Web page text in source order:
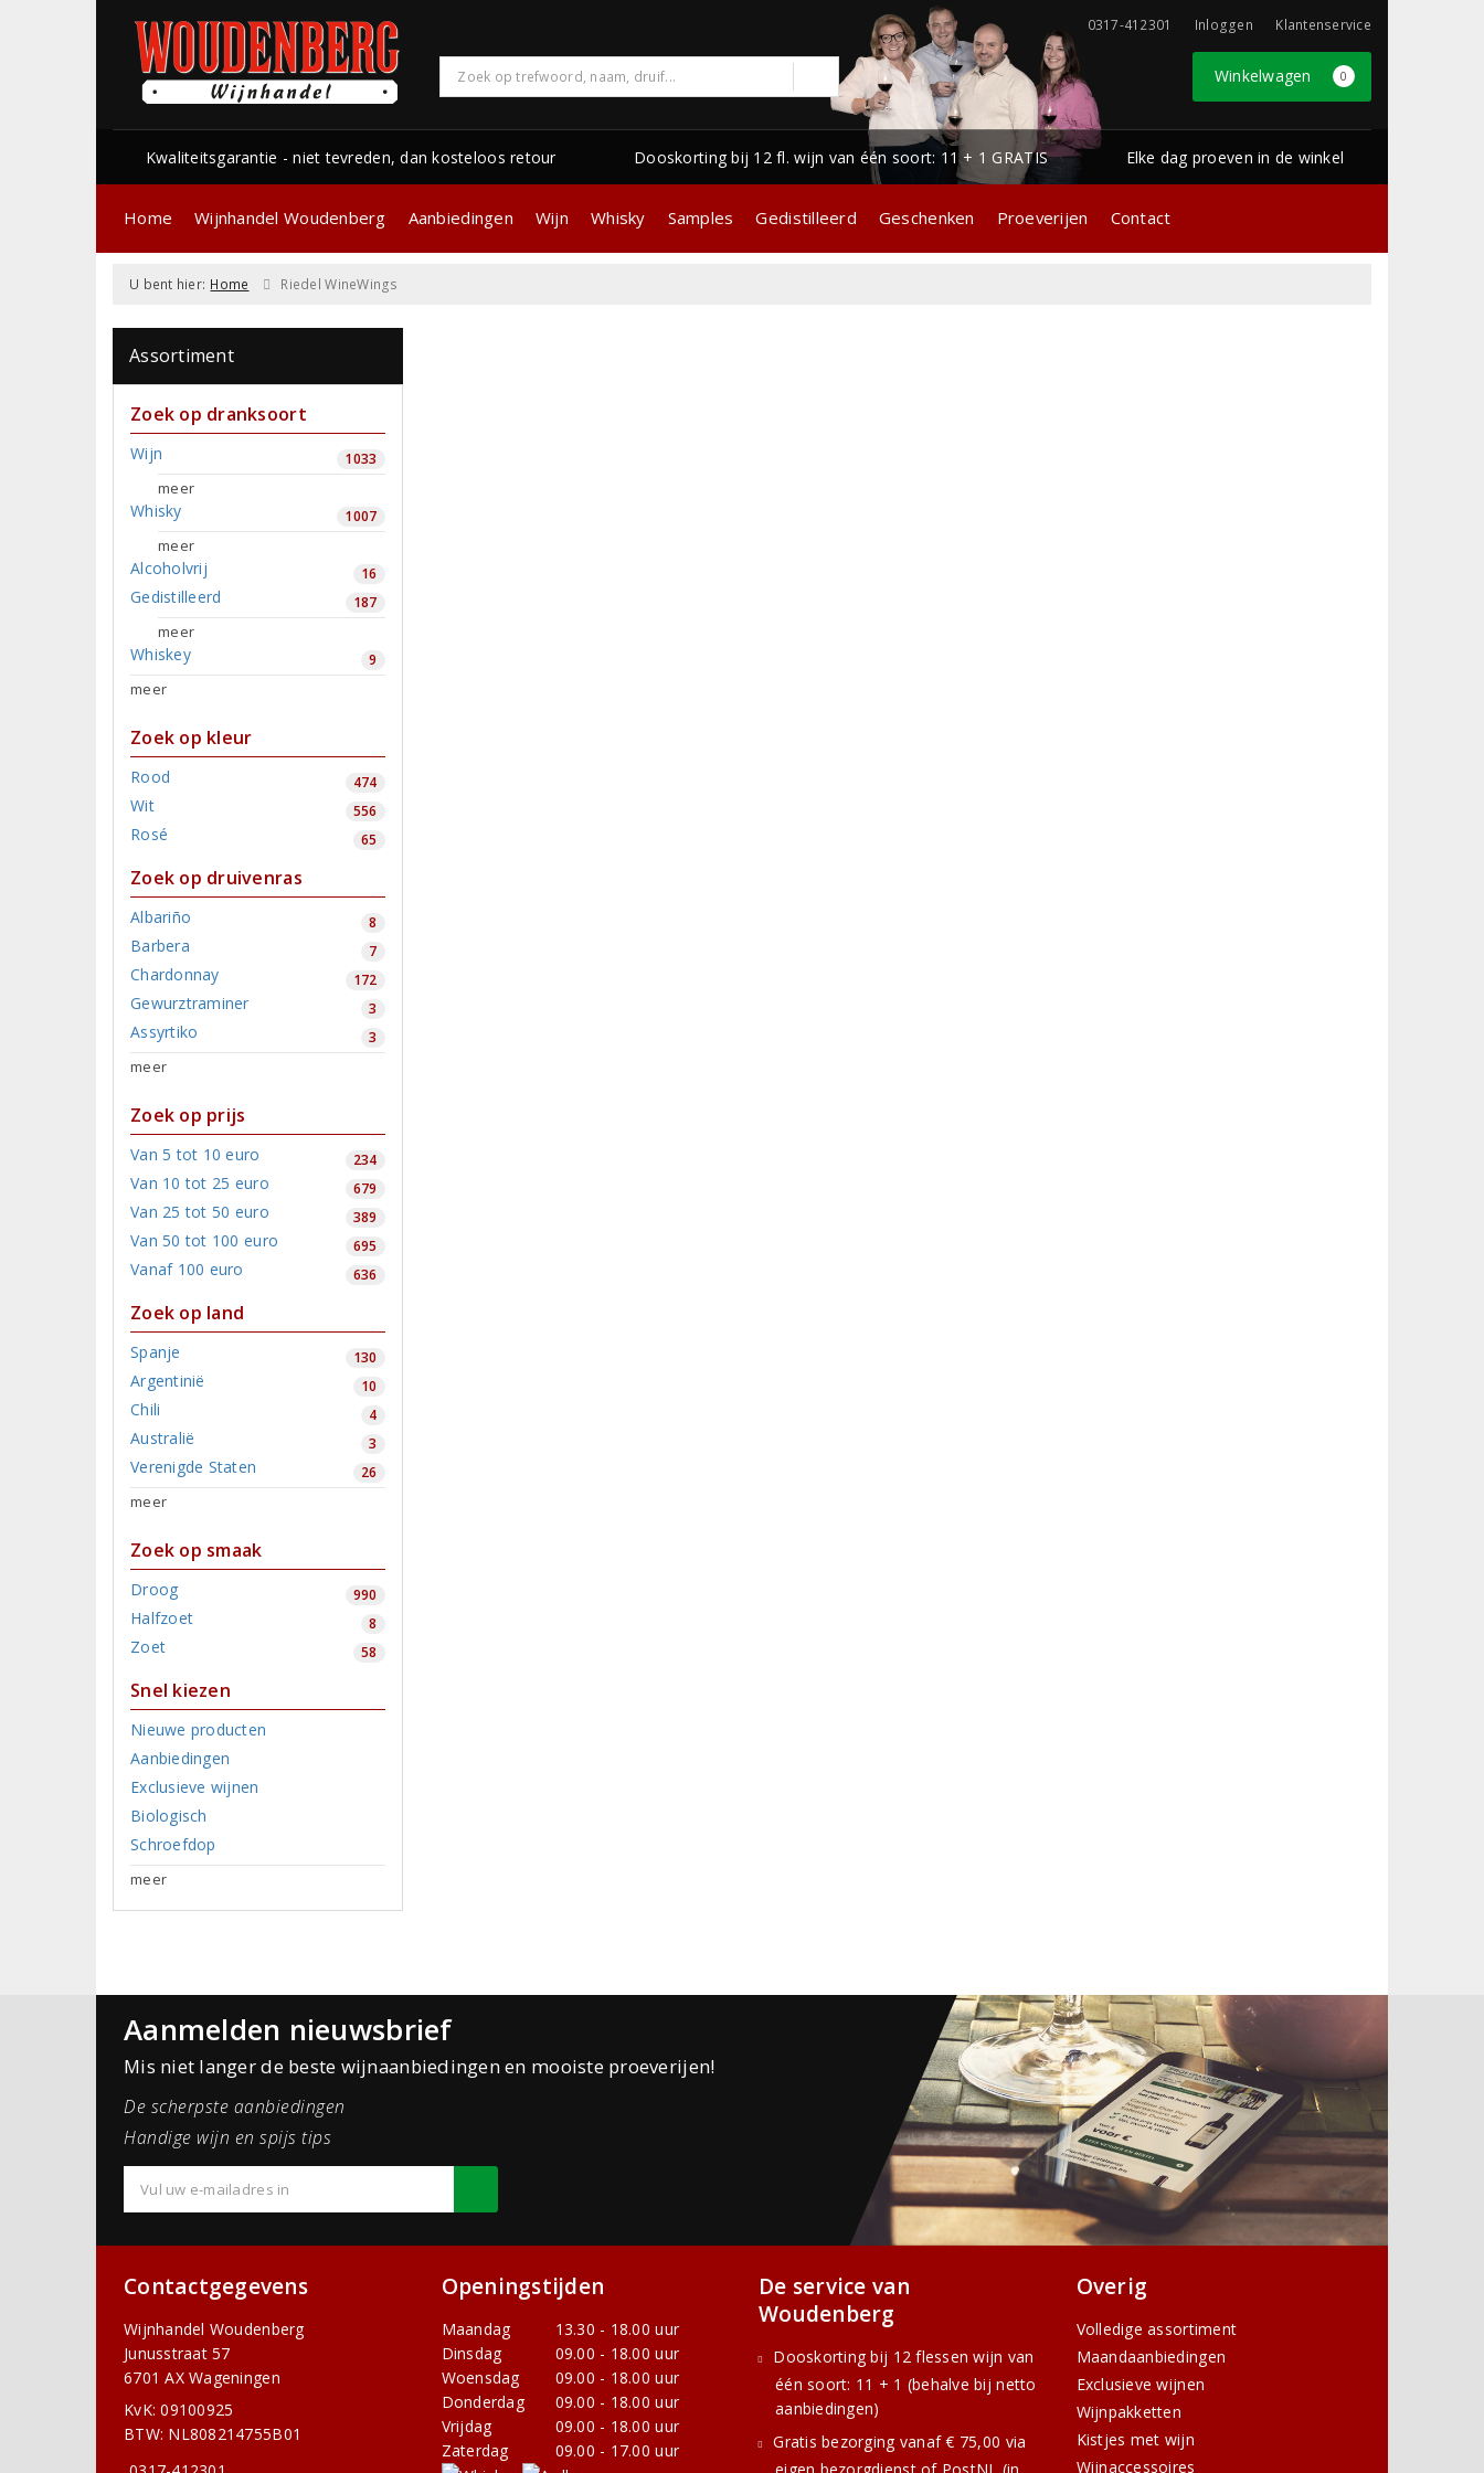
0317-412301 Inloggen Klantenservice
Winkelwagen 0
Kwaliteitsgarantie - niet tevreden, dan kosteloos retour Dooskorting bij 12 fl. wijn van één soort: 11 + 1 GRATIS Elke dag proeven in de winkel
Home Wijnhandel Woudenberg Aanbiedingen Wijn Whisky Samples Gedistilleerd Geschenken Proeverijen Contact
U bent hier: Home Riedel WineWings
Assortiment
Zoek op dranksoort
Wijn 1033
meer
Whisky 1007
meer
Alcoholvrij 16
Gedistilleerd 187
meer
Whiskey 9
meer
Zoek op kleur
Rood 474
Wit 556
Rosé 65
Zoek op druivenras
Albariño 8
Barbera 7
Chardonnay 172
Gewurztraminer 3
Assyrtiko 3
meer
Zoek op prijs
Van 5 tot 10 euro 234
Van 10 tot 25 euro 679
Van 25 tot 50 euro 389
Van 50 tot 100 euro 695
Vanaf 100 euro 636
Zoek op land
Spanje 130
Argentinië 10
Chili 4
Australië 3
Verenigde Staten 26
meer
Zoek op smaak
Droog 990
Halfzoet 8
Zoet 58
Snel kiezen
Nieuwe producten
Aanbiedingen
Exclusieve wijnen
Biologisch
Schroefdop
meer
Aanmelden nieuwsbrief
Mis niet langer de beste wijnaanbiedingen en mooiste proeverijen!
De scherpste aanbiedingen
Handige wijn en spijs tips
Contactgegevens
Wijnhandel Woudenberg
Junusstraat 57
6701 AX Wageningen
KvK: 09100925
BTW: NL808214755B01
Openingstijden
Maandag
13.30 - 18.00 uur
Dinsdag
09.00 - 18.00 uur
Woensdag
09.00 - 18.00 uur
Donderdag
09.00 - 18.00 uur
Vrijdag
09.00 - 18.00 uur
Zaterdag
09.00 - 17.00 uur
De service van
Woudenberg
Dooskorting bij 12 flessen wijn van
één soort: 11 + 1 (behalve bij netto
aanbiedingen)
Gratis bezorging vanaf € 75,00 via
Overig
Volledige assortiment
Maandaanbiedingen
Exclusieve wijnen
Wijnpakketten
Kistjes met wijn
Wijnaccessoires